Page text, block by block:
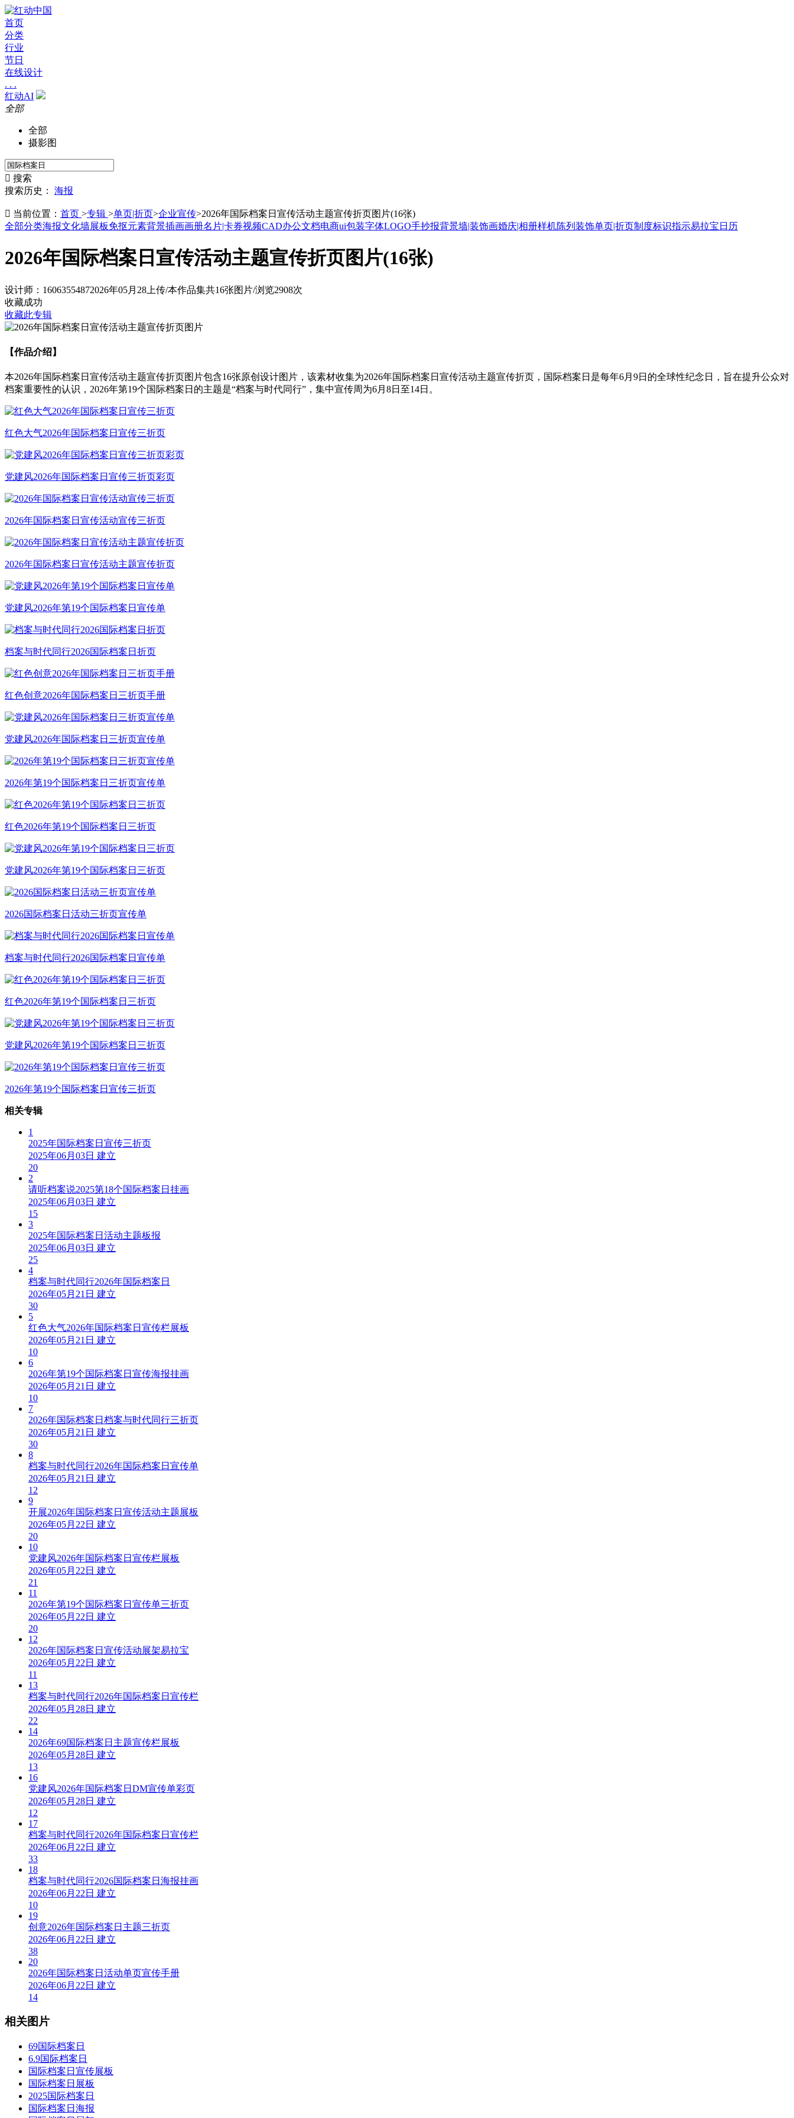
首页
分类
行业
节日
在线设计
. . .
红动AI
全部
全部
摄影图
 搜索
搜索历史：
海报
 当前位置： 首页 >专辑 >单页|折页>企业宣传>2026年国际档案日宣传活动主题宣传折页图片(16张)
全部分类海报文化墙展板免抠元素背景插画画册名片|卡券视频CAD办公文档电商ui包装字体LOGO手抄报背景墙|装饰画婚庆|相册样机陈列装饰单页|折页制度标识指示易拉宝 日历
2026年国际档案日宣传活动主题宣传折页图片(16张)
设计师：16063554872026年05月28上传/本作品集共16张图片/浏览2908次
收藏成功
收藏此专辑
【作品介绍】
本2026年国际档案日宣传活动主题宣传折页图片包含16张原创设计图片，该素材收集为2026年国际档案日宣传活动主题宣传折页，国际档案日是每年6月9日的全球性纪念日，旨在提升公众对
档案重要性的认识，‌2026年第19个国际档案日的主题是“档案与时代同行”，集中宣传周为6月8日至14日‌。‌
红色大气2026年国际档案日宣传三折页
党建风2026年国际档案日宣传三折页彩页
2026年国际档案日宣传活动宣传三折页
2026年国际档案日宣传活动主题宣传折页
党建风2026年第19个国际档案日宣传单
档案与时代同行2026国际档案日折页
红色创意2026年国际档案日三折页手册
党建风2026年国际档案日三折页宣传单
2026年第19个国际档案日三折页宣传单
红色2026年第19个国际档案日三折页
党建风2026年第19个国际档案日三折页
2026国际档案日活动三折页宣传单
档案与时代同行2026国际档案日宣传单
红色2026年第19个国际档案日三折页
党建风2026年第19个国际档案日三折页
2026年第19个国际档案日宣传三折页
相关专辑
1
2025年国际档案日宣传三折页
2025年06月03日 建立
20
2
请听档案说2025第18个国际档案日挂画
2025年06月03日 建立
15
3
2025年国际档案日活动主题板报
2025年06月03日 建立
25
4
档案与时代同行2026年国际档案日
2026年05月21日 建立
30
5
红色大气2026年国际档案日宣传栏展板
2026年05月21日 建立
10
6
2026年第19个国际档案日宣传海报挂画
2026年05月21日 建立
10
7
2026年国际档案日档案与时代同行三折页
2026年05月21日 建立
30
8
档案与时代同行2026年国际档案日宣传单
2026年05月21日 建立
12
9
开展2026年国际档案日宣传活动主题展板
2026年05月22日 建立
20
10
党建风2026年国际档案日宣传栏展板
2026年05月22日 建立
21
11
2026年第19个国际档案日宣传单三折页
2026年05月22日 建立
20
12
2026年国际档案日宣传活动展架易拉宝
2026年05月22日 建立
11
13
档案与时代同行2026年国际档案日宣传栏
2026年05月28日 建立
22
14
2026年69国际档案日主题宣传栏展板
2026年05月28日 建立
13
16
党建风2026年国际档案日DM宣传单彩页
2026年05月28日 建立
12
17
档案与时代同行2026年国际档案日宣传栏
2026年06月22日 建立
33
18
档案与时代同行2026国际档案日海报挂画
2026年06月22日 建立
10
19
创意2026年国际档案日主题三折页
2026年06月22日 建立
38
20
2026年国际档案日活动单页宣传手册
2026年06月22日 建立
14
相关图片
69国际档案日
6.9国际档案日
国际档案日宣传展板
国际档案日展板
2025国际档案日
国际档案日海报